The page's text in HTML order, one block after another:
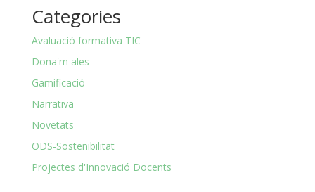
Categories
Avaluació formativa TIC
Dona'm ales
Gamificació
Narrativa
Novetats
ODS-Sostenibilitat
Projectes d'Innovació Docents